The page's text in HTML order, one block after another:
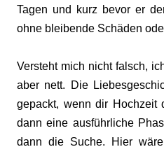
Tagen und kurz bevor er
ohne bleibende Schäden
Versteht mich nicht falsch,
aber nett. Die
gepackt, wenn dir Hochzeit
dann eine ausführliche
dann die Suche. Hier